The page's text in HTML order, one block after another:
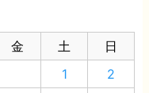
金 土
日
1
2